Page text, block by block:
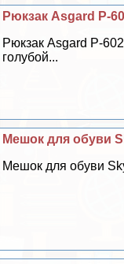
Рюкзак Asgard Р-
Рюкзак Asgard Р-
гoлyбой...
Мешок для обуви
Мешок для обуви